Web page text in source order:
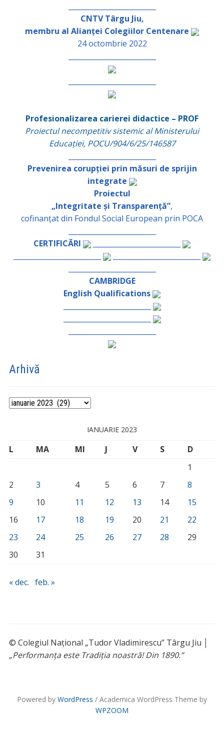
CNTV Târgu Jiu,
membru al Alianței Colegiilor Centenare
24 octombrie 2022
Profesionalizarea carierei didactice – PROF
Proiectul necompetitiv sistemic al Ministerului
Educației, POCU/904/6/25/146587
Prevenirea corupției prin măsuri de sprijin
integrate
Proiectul
„Integritate și Transparență”,
cofinanțat din Fondul Social European prin POCA
CERTIFICĂRI
CAMBRIDGE
English Qualifications
Arhivă
Arhivă
IANUARIE 2023
L MA MI J V S
D
1
2
3 4 5 6 7
8
9
10 11 12 13 14
15
16
17 18 19 20 21
22
23
24 25 26 27 28
29
30
31
« dec. feb. »
© Colegiul Național „Tudor Vladimirescu” Târgu Jiu │
„Performanța este Tradiția noastră! Din 1890.”
Powered by WordPress / Academica WordPress Theme by
WPZOOM